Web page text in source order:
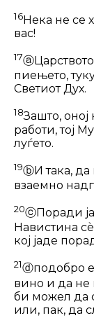
16Нека не се
вас!
17ⓐ
пиењето,
Светиот Дух.
18Зашто,
работи, тој
луѓето.
19ⓑИ така,
взаемно
20ⓒПоради
Навистина
кој јаде
21ⓓподобро
вино и да не
би можел да
или, пак, да